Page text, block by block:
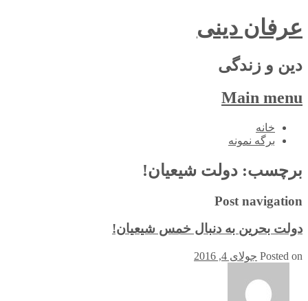
عرفان دینی
دین و زندگی
Main menu
Skip
خانه
برگه نمونه
برچسب: دولت شیعیان!
Post navigation
دولت بحرین به دنبال خمس شیعیان!
Posted on جولای 4, 2016